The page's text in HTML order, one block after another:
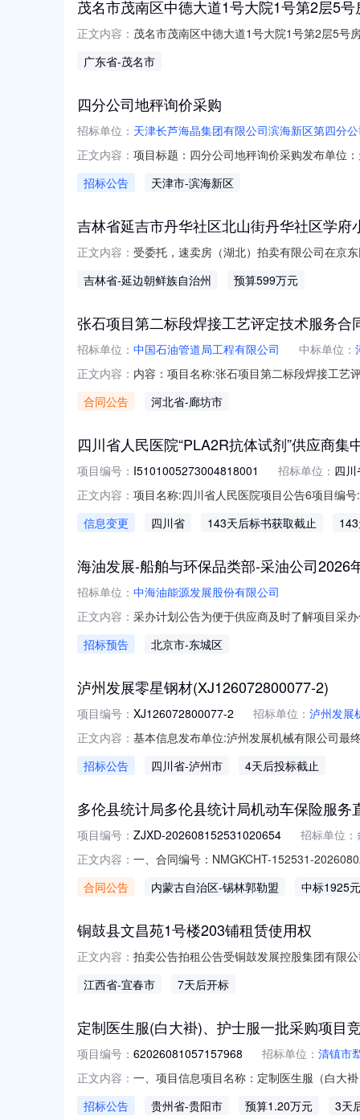
茂名市茂南区中德大道1号大院1号第2层5号
正文内容： 茂名市茂南区中德大道1号大院1号第2层5号
广东省-茂名市
四分公司地秤询价采购
招标单位： 天津长芦海晶集团有限公司滨海新区第四分
正文内容： 项目标题：四分公司地秤询价采购发布单位
招标公告
天津市-滨海新区
吉林省延吉市丹华社区北山街丹华社区学府
正文内容： 受委托，速卖房（湖北）拍卖有限公司在京
展示期间接受咨询，有意者请联系统一安排
吉林省-延边朝鲜族自治州 预算599万元
张石项目第二标段焊接工艺评定技术服务合
招标单位： 中国石油管道局工程有限公司 中标单位：
正文内容： 内容：项目名称:张石项目第二标段焊接工艺
合同公告 河北省-廊坊市
四川省人民医院“PLA2R抗体试剂”供应商集
项目编号： I5101005273004818001 招标单位： 四
正文内容： 项目名称:四川省人民医院项目公告6项目编
时间：2026-08-1400:00项目状态：调查中
信息变更 四川省 143天后标书获取截止
海油发展-船舶与环保品类部-采油公司
招标单位： 中海油能源发展股份有限公司
正文内容： 采办计划公告为便于供应商及时了解项目采
有协议1、采购内容：采油公司2026年-
招标预告 北京市-东城区
泸州发展零星钢材(XJ126072800077-2)
项目编号： XJ126072800077-2 招标单位： 泸州发展
正文内容： 基本信息发布单位:泸州发展机械有限公司最
PTGB/T11253-2019；重庆；可报价时间
招标公告 四川省-泸州市 4天后投标截止
多伦县统计局多伦县统计局机动车保险服
项目编号： ZJXD-202608152531020654 招标单位：
正文内容： 一、合同编号：NMGKCHT-152531-
财产保险股份有限公司锡林郭勒盟分公司
合同公告 内蒙古自治区-锡林郭勒盟 中标1925元
铜鼓县文昌苑1号楼203铺租赁使用权
正文内容： 拍卖公告拍租公告受铜鼓发展控股集团有限
金（元）租赁保证金（元）物业费（元/月
江西省-宜春市 7天后开标
定制医生服(白大褂)、护士服一批采购项目
项目编号： 62026081057157968 招标单位： 清镇市
正文内容： 一、项目信息项目名称：定制医生服（白大
要求:商品类目:工作服;采购人需求描述:-;次
招标公告 贵州省-贵阳市 预算1.20万元 3天